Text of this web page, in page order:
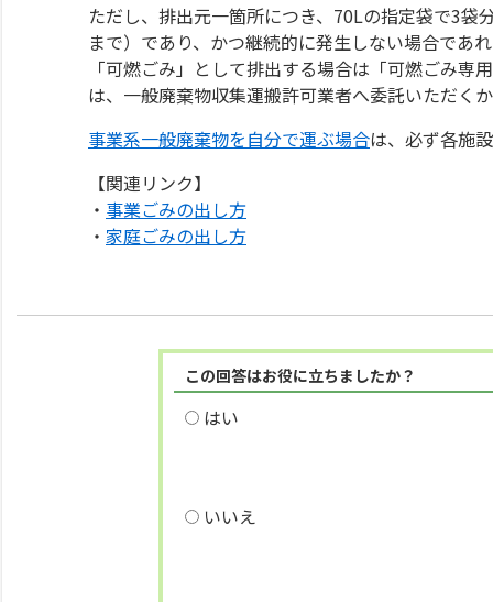
ただし、排出元一箇所につき、70Lの指定袋で3
まで）であり、かつ継続的に発生しない場合であ
「可燃ごみ」として排出する場合は「可燃ごみ
は、一般廃棄物収集運搬許可業者へ委託いただく
事業系一般廃棄物を自分で運ぶ場合は、必ず各施
【関連リンク】
・ 事業ごみの出し方
・ 家庭ごみの出し方
この回答はお役に立ちましたか？
はい
いいえ